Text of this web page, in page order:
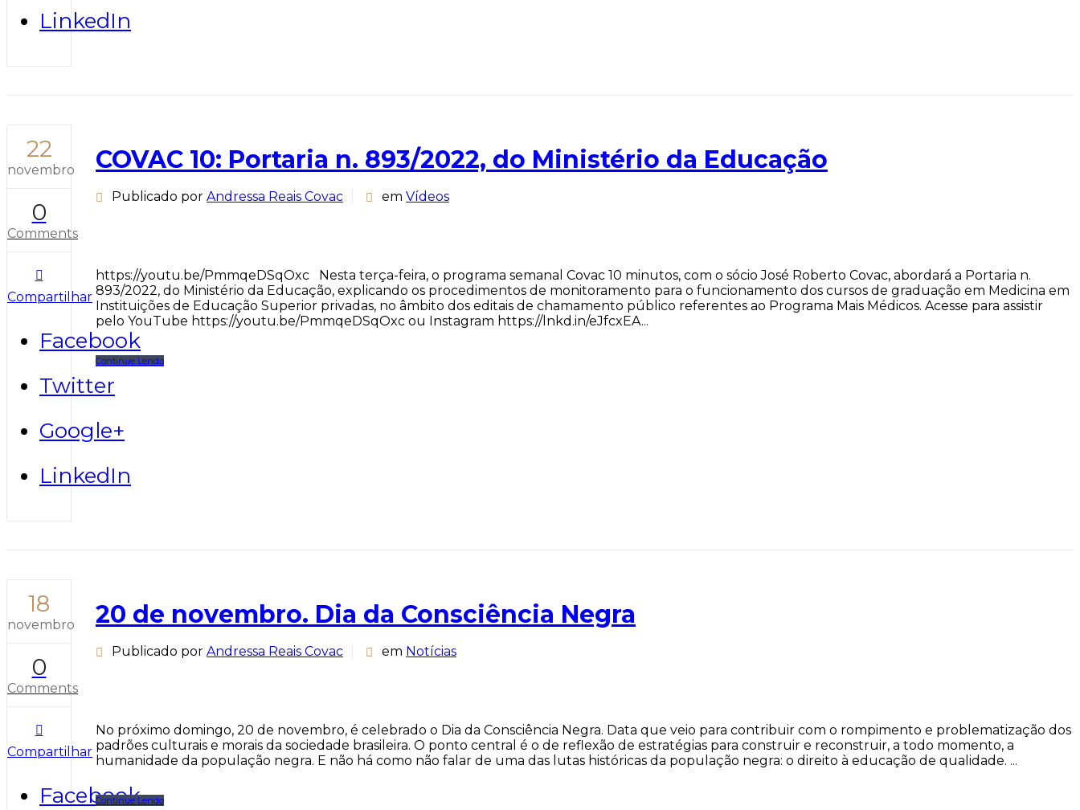
LinkedIn
22
novembro
0
Comments
Compartilhar
Facebook
Twitter
Google+
LinkedIn
COVAC 10: Portaria n. 893/2022, do Ministério da Educação
Publicado por Andressa Reais Covac em Vídeos
https://youtu.be/PmmqeDSqOxc Nesta terça-feira, o programa semanal Covac 10 minutos, com o sócio José Roberto Covac, abordará a Portaria n.
893/2022, do Ministério da Educação, explicando os procedimentos de monitoramento para o funcionamento dos cursos de graduação em Medicina em
Instituições de Educação Superior privadas, no âmbito dos editais de chamamento público referentes ao Programa Mais Médicos. Acesse para assistir
pelo YouTube https://youtu.be/PmmqeDSqOxc ou Instagram https://lnkd.in/eJfcxEA...
Continue Lendo
18
novembro
0
Comments
Compartilhar
Facebook
20 de novembro. Dia da Consciência Negra
Publicado por Andressa Reais Covac em Notícias
No próximo domingo, 20 de novembro, é celebrado o Dia da Consciência Negra. Data que veio para contribuir com o rompimento e problematização dos
padrões culturais e morais da sociedade brasileira. O ponto central é o de reflexão de estratégias para construir e reconstruir, a todo momento, a
humanidade da população negra. E não há como não falar de uma das lutas históricas da população negra: o direito à educação de qualidade. ...
Continue Lendo